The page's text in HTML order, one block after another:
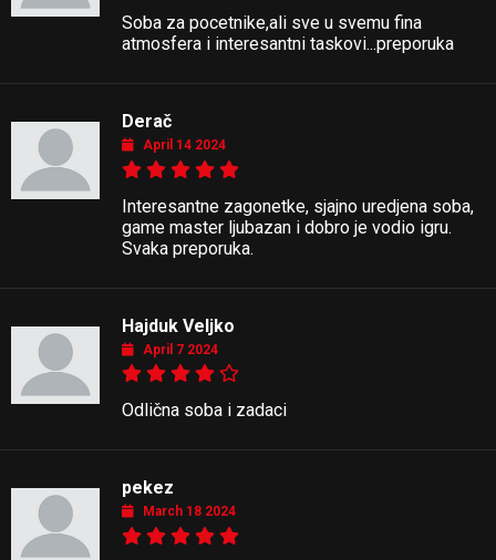
Soba za pocetnike,ali sve u svemu fina
atmosfera i interesantni taskovi...preporuka
Derač
April 14 2024
Interesantne zagonetke, sjajno uredjena soba,
game master ljubazan i dobro je vodio igru.
Svaka preporuka.
Hajduk Veljko
April 7 2024
Odlična soba i zadaci
pekez
March 18 2024